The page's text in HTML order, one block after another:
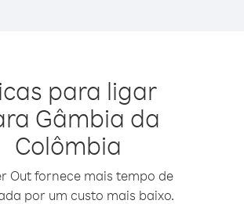
para ligar
Gâmbia da
Colômbia
Out fornece mais tempo de
por um custo mais baixo.